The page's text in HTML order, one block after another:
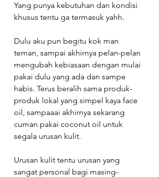
Yang punya kebutuhan dan kondisi
khusus tentu ga termasuk yahh. ⁠
Dulu aku pun begitu kok man
teman, sampai akhirnya pelan-pelan
mengubah kebiasaan dengan mulai
pakai dulu yang ada dan sampe
habis. Terus beralih sama produk-
produk lokal yang simpel kaya face
oil, sampaaai akhirnya sekarang
cuman pakai coconut oil untuk
segala urusan kulit. ⁠
Urusan kulit tentu urusan yang
sangat personal bagi masing-